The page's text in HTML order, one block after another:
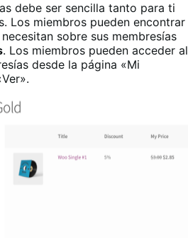
debe ser sencilla tanto para ti
Los miembros pueden encontrar
sobre sus membresías
. Los miembros pueden acceder al
desde la página «Mi